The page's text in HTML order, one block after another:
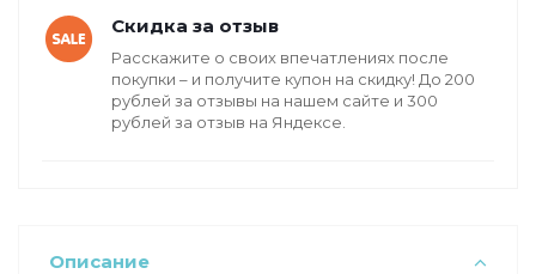
Скидка за отзыв
Расскажите о своих впечатлениях после
покупки – и получите купон на скидку! До 200
рублей за отзывы на нашем сайте и 300
рублей за отзыв на Яндексе.
Описание